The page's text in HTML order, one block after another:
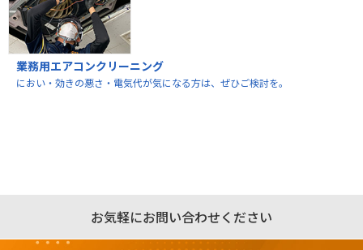
業務用エアコンクリーニング
におい・効きの悪さ・電気代が気になる方は、ぜひご検討を。
お気軽にお問い合わせください